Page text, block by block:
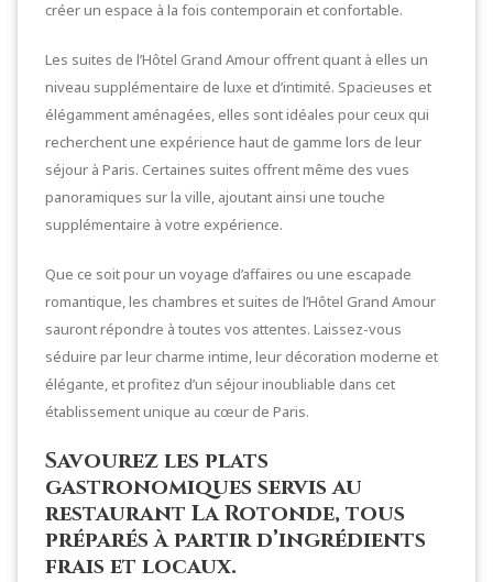
créer un espace à la fois contemporain et confortable.
Les suites de l’Hôtel Grand Amour offrent quant à elles un
niveau supplémentaire de luxe et d’intimité. Spacieuses et
élégamment aménagées, elles sont idéales pour ceux qui
recherchent une expérience haut de gamme lors de leur
séjour à Paris. Certaines suites offrent même des vues
panoramiques sur la ville, ajoutant ainsi une touche
supplémentaire à votre expérience.
Que ce soit pour un voyage d’affaires ou une escapade
romantique, les chambres et suites de l’Hôtel Grand Amour
sauront répondre à toutes vos attentes. Laissez-vous
séduire par leur charme intime, leur décoration moderne et
élégante, et profitez d’un séjour inoubliable dans cet
établissement unique au cœur de Paris.
Savourez les plats
gastronomiques servis au
restaurant La Rotonde, tous
préparés à partir d’ingrédients
frais et locaux.